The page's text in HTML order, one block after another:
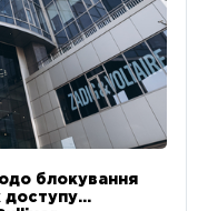
блокування